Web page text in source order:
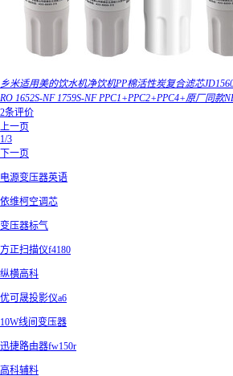
乡米适用美的饮水机净饮机PP棉活性炭复合滤芯
RO 1652S-NF 1759S-NF PPC1+PPC2+PPC4+原厂同款
2条评价
上一页
1/3
下一页
电源变压器英语
依维柯空调芯
变压器标气
方正扫描仪f4180
纵横高科
优可晟投影仪a6
10W线间变压器
迅捷路由器fw150r
高科辅料